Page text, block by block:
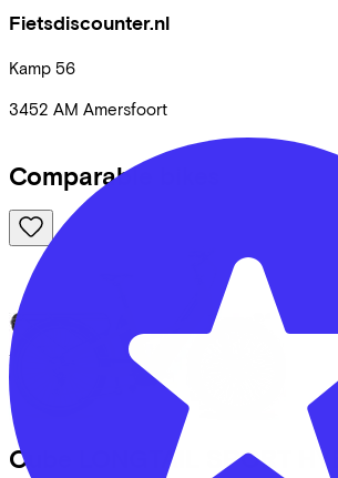
Fietsdiscounter.nl
Kamp 56
3452 AM Amersfoort
Comparable bikes
Cube LONGTAIL SPORT